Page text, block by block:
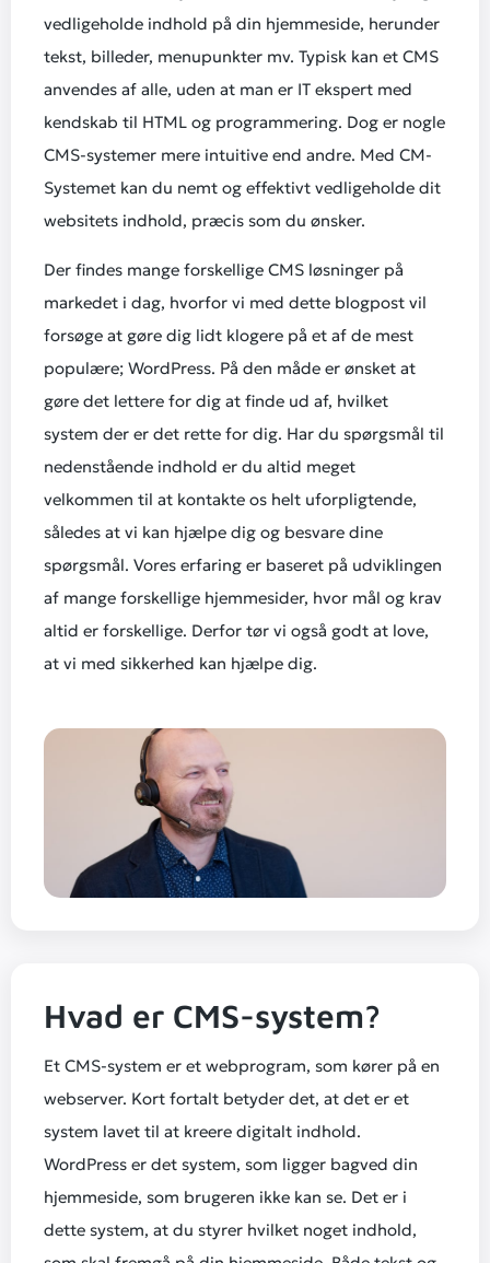
vedligeholde indhold på din hjemmeside, herunder
tekst, billeder, menupunkter mv. Typisk kan et CMS
anvendes af alle, uden at man er IT ekspert med
kendskab til HTML og programmering. Dog er nogle
CMS-systemer mere intuitive end andre. Med CM-
Systemet kan du nemt og effektivt vedligeholde dit
websitets indhold, præcis som du ønsker.
Der findes mange forskellige CMS løsninger på
markedet i dag, hvorfor vi med dette blogpost vil
forsøge at gøre dig lidt klogere på et af de mest
populære; WordPress. På den måde er ønsket at
gøre det lettere for dig at finde ud af, hvilket
system der er det rette for dig. Har du spørgsmål til
nedenstående indhold er du altid meget
velkommen til at kontakte os helt uforpligtende,
således at vi kan hjælpe dig og besvare dine
spørgsmål. Vores erfaring er baseret på udviklingen
af mange forskellige hjemmesider, hvor mål og krav
altid er forskellige. Derfor tør vi også godt at love,
at vi med sikkerhed kan hjælpe dig.
Hvad er CMS-system?
Et CMS-system er et webprogram, som kører på en
webserver. Kort fortalt betyder det, at det er et
system lavet til at kreere digitalt indhold.
WordPress er det system, som ligger bagved din
hjemmeside, som brugeren ikke kan se. Det er i
dette system, at du styrer hvilket noget indhold,